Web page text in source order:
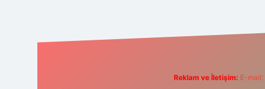
Reklam ve İletişim: E-mail: